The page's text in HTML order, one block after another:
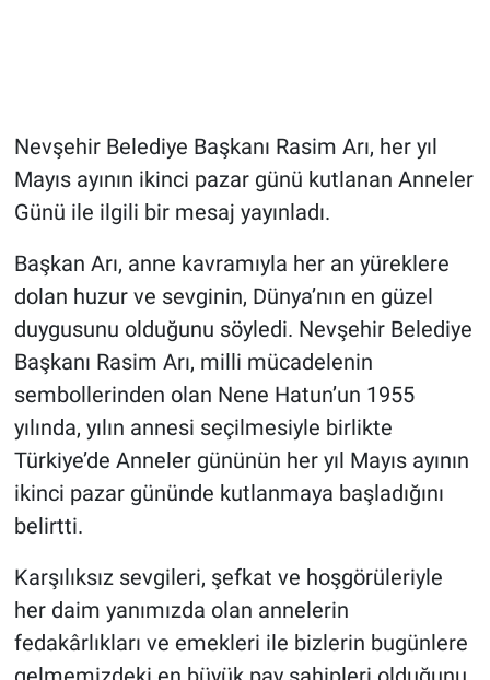
Nevşehir Belediye Başkanı Rasim Arı, her yıl
Mayıs ayının ikinci pazar günü kutlanan Anneler
Günü ile ilgili bir mesaj yayınladı.
Başkan Arı, anne kavramıyla her an yüreklere
dolan huzur ve sevginin, Dünya’nın en güzel
duygusunu olduğunu söyledi. Nevşehir Belediye
Başkanı Rasim Arı, milli mücadelenin
sembollerinden olan Nene Hatun’un 1955
yılında, yılın annesi seçilmesiyle birlikte
Türkiye’de Anneler gününün her yıl Mayıs ayının
ikinci pazar gününde kutlanmaya başladığını
belirtti.
Karşılıksız sevgileri, şefkat ve hoşgörüleriyle
her daim yanımızda olan annelerin
fedakârlıkları ve emekleri ile bizlerin bugünlere
Röportaj
Kayseri
Niğde
Aksaray
Kırşehir
Yerel
Genel
Kültür - Sanat